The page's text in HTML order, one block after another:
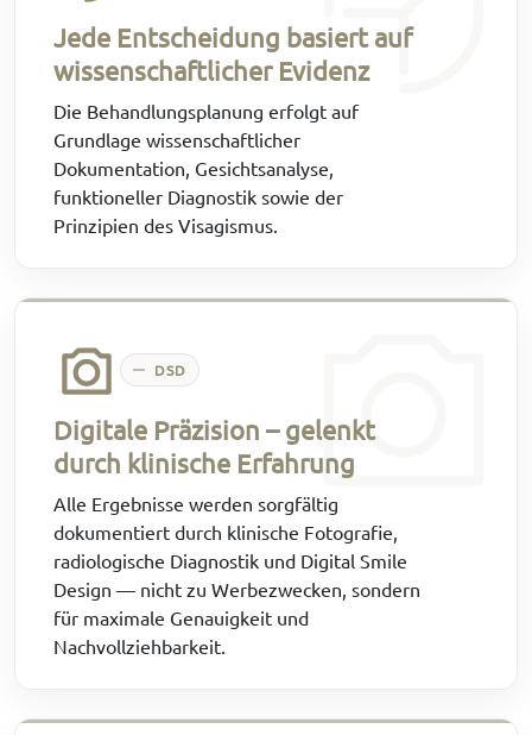
Jede Entscheidung basiert auf
wissenschaftlicher Evidenz
Die Behandlungsplanung erfolgt auf
Grundlage wissenschaftlicher
Dokumentation, Gesichtsanalyse,
funktioneller Diagnostik sowie der
Prinzipien des Visagismus.
DSD
Digitale Präzision – gelenkt
durch klinische Erfahrung
Alle Ergebnisse werden sorgfältig
dokumentiert durch klinische Fotografie,
radiologische Diagnostik und Digital Smile
Design — nicht zu Werbezwecken, sondern
für maximale Genauigkeit und
Nachvollziehbarkeit.